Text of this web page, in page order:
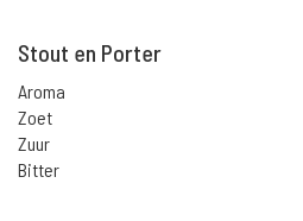
Stout en Porter
Aroma
Zoet
Zuur
Bitter